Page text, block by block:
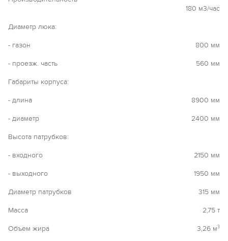
180 м3/час
Диаметр люка:
- газон 800 мм
- проезж. часть 560 мм
Габариты корпуса:
- длина 8900 мм
- диаметр 2400 мм
Высота патрубков:
- входного 2150 мм
- выходного 1950 мм
Диаметр патрубков 315 мм
Масса 2,75 т
Объем жира 3,26 м3